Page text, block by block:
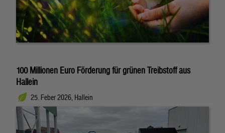
100 Millionen Euro Förderung für grünen Treibstoff aus
Hallein
25. Feber 2026, Hallein